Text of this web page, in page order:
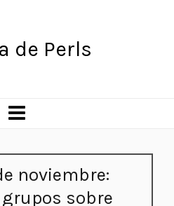
de Perls
noviembre:
sobre